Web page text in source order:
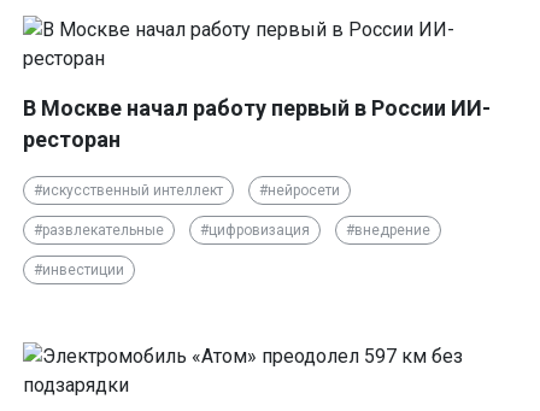
В Москве начал работу первый в России ИИ-
ресторан
#искусственный интеллект #нейросети
#развлекательные #цифровизация #внедрение
#инвестиции